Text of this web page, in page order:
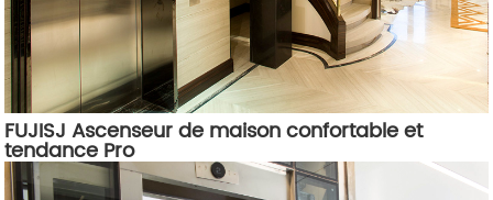
FUJISJ Ascenseur de maison confortable et
tendance Pro